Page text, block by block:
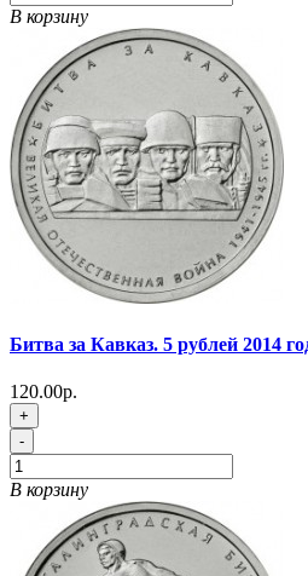
В корзину
Битва за Кавказ. 5 рублей 2014
120.00р.
+
-
В корзину